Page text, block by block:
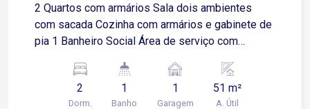
2 Quartos com armários Sala dois ambientes
com sacada Cozinha com armários e gabinete de
pia 1 Banheiro Social Área de serviço com
Oferece: Churrasqueira Piscina Salão de festas
Parque infantil Quadra
2
Dorm.
1
Banho
1
Garagem
51 m²
A. Útil